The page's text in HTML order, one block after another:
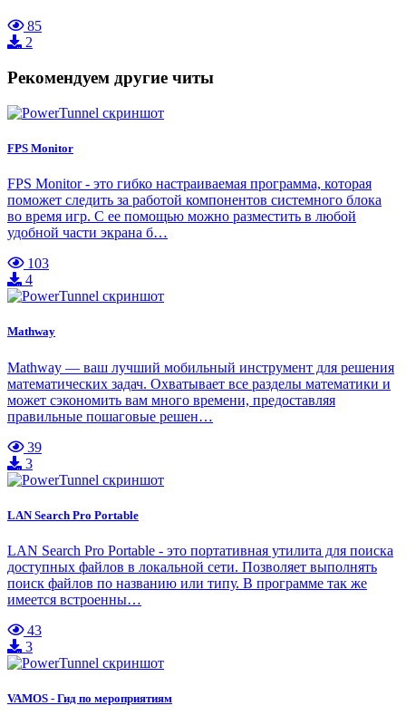
85
2
Рекомендуем другие читы
FPS Monitor
FPS Monitor - это гибко настраиваемая программа, которая
поможет следить за работой компонентов системного блока
во время игр. С ее помощью можно разместить в любой
удобной части экрана б…
103
4
Mathway
Mathway — ваш лучший мобильный инструмент для решения
математических задач. Охватывает все разделы математики и
может сэкономить вам много времени, предоставляя
правильные пошаговые решен…
39
3
LAN Search Pro Portable
LAN Search Pro Portable - это портативная утилита для поиска
доступных файлов в локальной сети. Позволяет выполнять
поиск файлов по названию или типу. В программе так же
имеется встроенны…
43
3
VAMOS - Гид по мероприятиям